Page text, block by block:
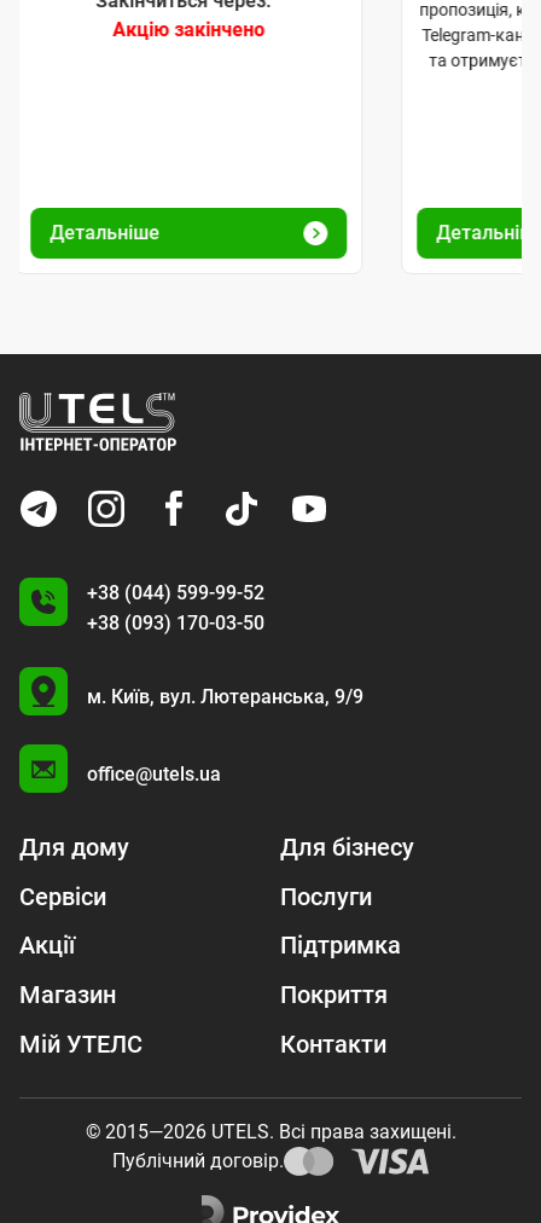
Акцію закінчено
Детальніше
пропозиція,
Telegram-
та
+38 (044) 599-99-52
+38 (093) 170-03-50
U
м. Київ, вул. Лютеранська, 9/9
office@utels.ua
Для дому
Для бізнесу
Сервіси
Послуги
Акції
Підтримка
Магазин
Покриття
Мій УТЕЛС
Контакти
© 2015—2026 UTELS. Всі права захищені.
Публічний договір.